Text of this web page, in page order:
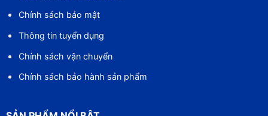
Chính sách bảo mật
Thông tin tuyển dụng
Chính sách vận chuyển
Chính sách bảo hành sản phẩm